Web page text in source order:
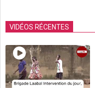
VIDÉOS RÉCENTES